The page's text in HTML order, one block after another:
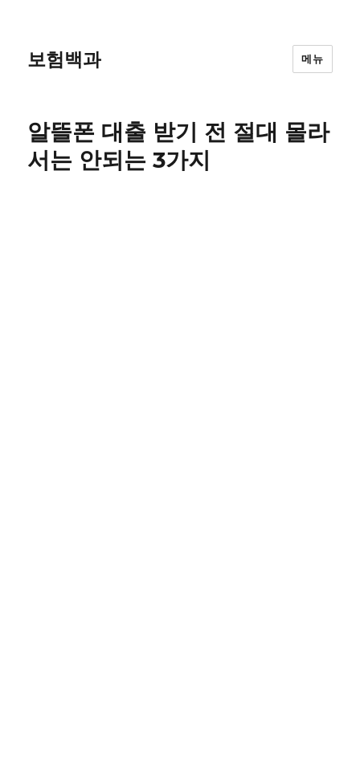
보험백과 메뉴
알뜰폰 대출 받기 전 절대 몰라
서는 안되는 3가지